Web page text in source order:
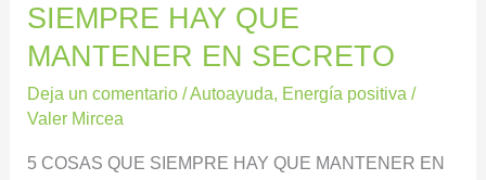
SIEMPRE HAY QUE
MANTENER EN SECRETO
Deja un comentario /Autoayuda, Energía positiva /
Valer Mircea
5 COSAS QUE SIEMPRE HAY QUE MANTENER EN